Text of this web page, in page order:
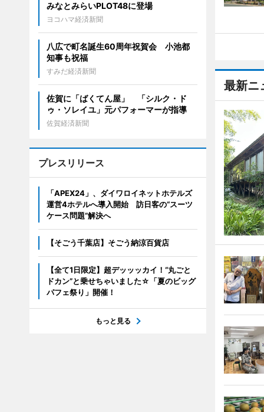
最新ニ
みなとみらいPLOT48に登場
ヨコハマ経済新聞
八広で町名誕生60周年祝賀会 小池都
知事も祝福
すみだ経済新聞
佐賀に「ばくてん屋」 「シルク・ド
ゥ・ソレイユ」元パフォーマーが指導
佐賀経済新聞
プレスリリース
「APEX24」、ダイワロイネットホテルズ
運営4ホテルへ導入開始 訪日客の“スーツ
ケース問題”解決へ
【そごう千葉店】そごう納涼百貨店
【全て1日限定】超デッッッカイ！“丸ごと
ドカン”と乗せちゃいました☆「夏のビッグ
パフェ祭り」開催！
もっと見る